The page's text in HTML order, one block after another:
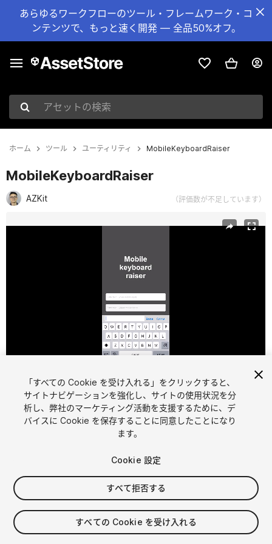
あらゆるワークフローのツール・フレームワーク・コ
ンテンツで、もっと速く開発 — 全品50%オフ。
アセットの検索
ホーム ツール ユーティリティ MobileKeyboardRaiser
MobileKeyboardRaiser
AZKit （評価数が不足しています）
FREE
マイアセットに追加する
「すべての Cookie を受け入れる」をクリックすると、
サイトナビゲーションを強化し、サイトの使用状況を分
析し、弊社のマーケティング活動を支援するために、デ
バイスに Cookie を保存することに同意したことになり
ます。
Cookie 設定
すべて拒否する
すべての Cookie を受け入れる